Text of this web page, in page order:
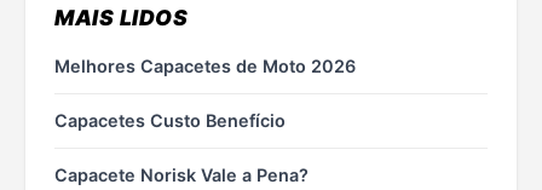
MAIS LIDOS
Melhores Capacetes de Moto 2026
Capacetes Custo Benefício
Capacete Norisk Vale a Pena?